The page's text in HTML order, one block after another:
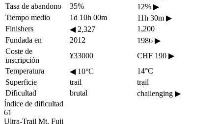
Tasa de abandono
35% 12% ▶
Tiempo medio
1d 10h 00m 11h 30m ▶
Finishers
◀2,327
1,200
Fundada en
2012 1986 ▶
Coste de
inscripción
¥33000 CHF 190 ▶
Temperatura
◀10°C
14°C
Superficie
trail
trail
Dificultad
brutal challenging ▶
Índice de dificultad
61
Ultra-Trail Mt. Fuji